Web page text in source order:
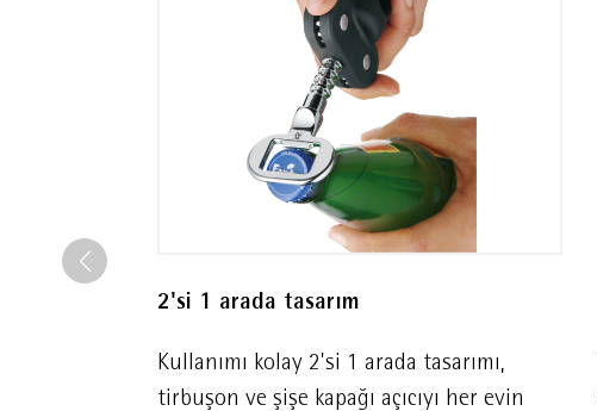
2'si 1 arada tasarım
Kullanımı kolay 2'si 1 arada tasarımı,
tirbuşon ve şişe kapağı açıcıyı her evin